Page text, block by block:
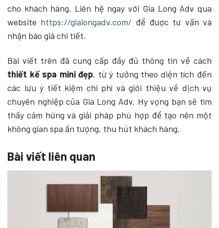
cho khách hàng. Liên hệ ngay với Gia Long Adv qua
website https://gialongadv.com/ để được tư vấn và
nhận báo giá chi tiết.
Bài viết trên đã cung cấp đầy đủ thông tin về cách
thiết kế spa mini đẹp, từ ý tưởng theo diện tích đến
các lưu ý tiết kiệm chi phí và giới thiệu về dịch vụ
chuyên nghiệp của Gia Long Adv. Hy vọng bạn sẽ tìm
thấy cảm hứng và giải pháp phù hợp để tạo nên một
không gian spa ấn tượng, thu hút khách hàng.
Bài viết liên quan